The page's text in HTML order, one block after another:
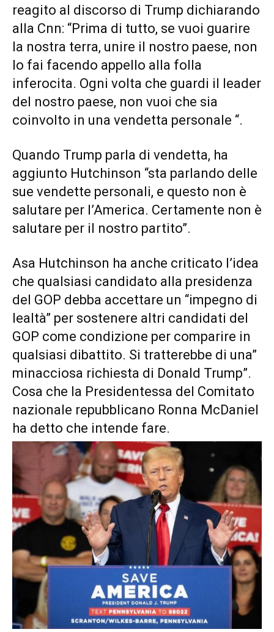
reagito al discorso di Trump dichiarando
alla Cnn: “Prima di tutto, se vuoi guarire
la nostra terra, unire il nostro paese, non
lo fai facendo appello alla folla
inferocita. Ogni volta che guardi il leader
del nostro paese, non vuoi che sia
coinvolto in una vendetta personale “.
Quando Trump parla di vendetta, ha
aggiunto Hutchinson “sta parlando delle
sue vendette personali, e questo non è
salutare per l’America. Certamente non è
salutare per il nostro partito”.
Asa Hutchinson ha anche criticato l’idea
che qualsiasi candidato alla presidenza
del GOP debba accettare un “impegno di
lealtà” per sostenere altri candidati del
GOP come condizione per comparire in
qualsiasi dibattito. Si tratterebbe di una”
minacciosa richiesta di Donald Trump”.
Cosa che la Presidentessa del Comitato
nazionale repubblicano Ronna McDaniel
ha detto che intende fare.